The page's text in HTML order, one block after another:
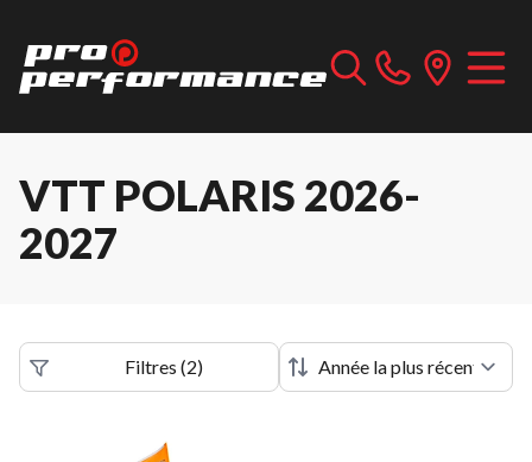
VTT POLARIS 2026-
2027
Filtres (2)